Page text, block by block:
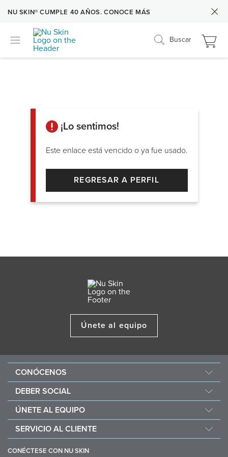
NU SKIN® CUMPLE 40 AÑOS. CONOCE MÁS
Buscar
¡Lo sentimos!
Este enlace está vencido o ya fue usado.
REGRESAR A PERFIL
Únete al equipo
CONÓCENOS
One Global Voice
Nu Space LATAM by Nu Skin
DEBER SOCIAL
Force for Good
Nourish the Children
Sostenibilidad
Filosofía de los ingredientes
ÚNETE AL EQUIPO
SERVICIO AL CLIENTE
CONÉCTESE CON NU SKIN